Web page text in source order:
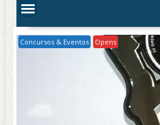
Concursos & Eventos Opens